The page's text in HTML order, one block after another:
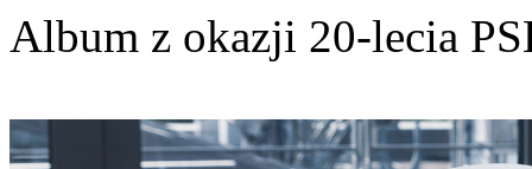
Album z okazji 20-lecia